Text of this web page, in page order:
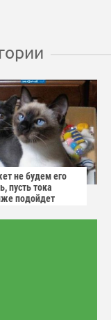
не будем его
пусть тока
подойдет